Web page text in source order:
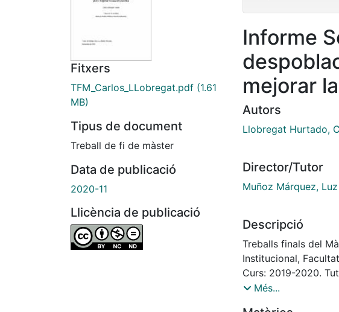
Fitxers
TFM_Carlos_LLobregat.pdf (1.61
MB)
Tipus de document
Treball de fi de màster
Data de publicació
2020-11
Llicència de publicació
Informe
mejorar
Autors
Llobregat Hurtado,
Director/Tutor
Muñoz Márquez,
Descripció
Treballs finals del
Institucional,
Curs: 2019-2020.
María)
Més...